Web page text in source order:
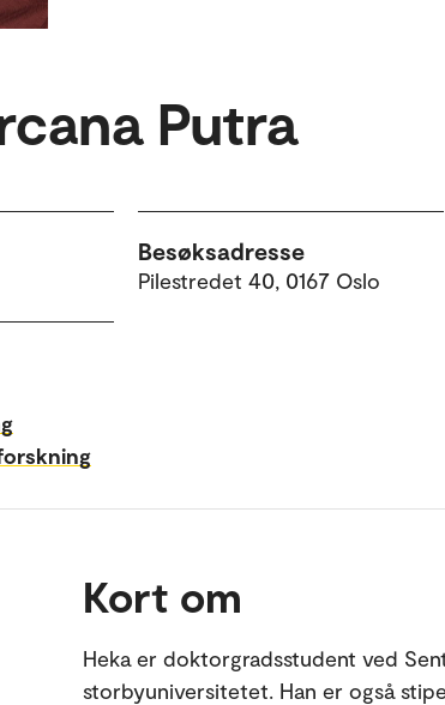
Putra
Besøksadresse
Pilestredet 40, 0167 Oslo
Kort om
Heka er doktorgradsstudent ved
storbyuniversitetet. Han er også